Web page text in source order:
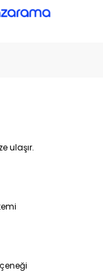
ulaşır.